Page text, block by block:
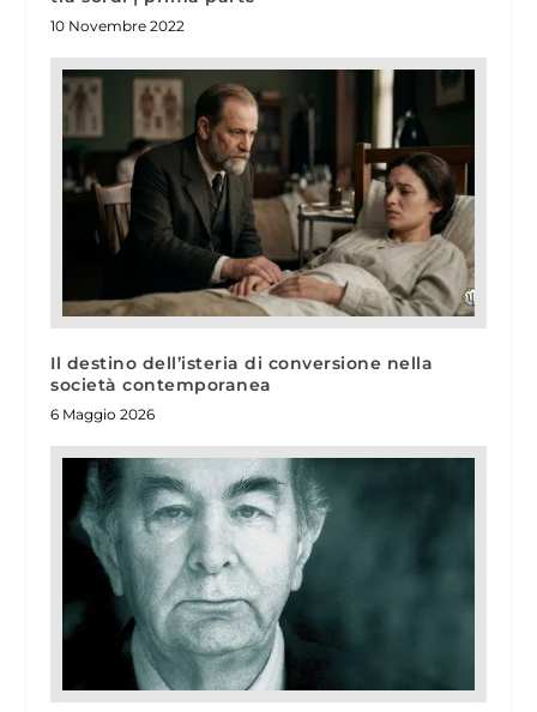
10 Novembre 2022
Il destino dell’isteria di conversione nella
società contemporanea
6 Maggio 2026